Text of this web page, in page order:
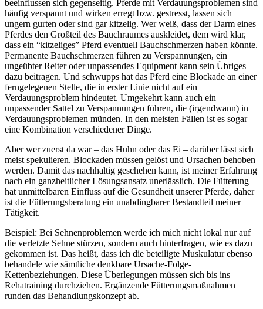
beeinflussen sich gegenseitig. Pferde mit Verdauungsproblemen sind
häufig verspannt und wirken erregt bzw. gestresst, lassen sich
ungern gurten oder sind gar kitzelig. Wer weiß, dass der Darm eines
Pferdes den Großteil des Bauchraumes auskleidet, dem wird klar,
dass ein “kitzeliges” Pferd eventuell Bauchschmerzen haben könnte.
Permanente Bauchschmerzen führen zu Verspannungen, ein
ungeübter Reiter oder unpassendes Equipment kann sein Übriges
dazu beitragen. Und schwupps hat das Pferd eine Blockade an einer
ferngelegenen Stelle, die in erster Linie nicht auf ein
Verdauungsproblem hindeutet. Umgekehrt kann auch ein
unpassender Sattel zu Verspannungen führen, die (irgendwann) in
Verdauungsproblemen münden. In den meisten Fällen ist es sogar
eine Kombination verschiedener Dinge.
Aber wer zuerst da war – das Huhn oder das Ei – darüber lässt sich
meist spekulieren. Blockaden müssen gelöst und Ursachen behoben
werden. Damit das nachhaltig geschehen kann, ist meiner Erfahrung
nach ein ganzheitlicher Lösungsansatz unerlässlich. Die Fütterung
hat unmittelbaren Einfluss auf die Gesundheit unserer Pferde, daher
ist die Fütterungsberatung ein unabdingbarer Bestandteil meiner
Tätigkeit.
Beispiel: Bei Sehnenproblemen werde ich mich nicht lokal nur auf
die verletzte Sehne stürzen, sondern auch hinterfragen, wie es dazu
gekommen ist. Das heißt, dass ich die beteiligte Muskulatur ebenso
behandele wie sämtliche denkbare Ursache-Folge-
Kettenbeziehungen. Diese Überlegungen müssen sich bis ins
Rehatraining durchziehen. Ergänzende Fütterungsmaßnahmen
runden das Behandlungskonzept ab.